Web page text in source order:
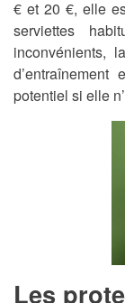
€ et 20 €, elle
serviettes
inconvénients,
potentiel si elle
Les